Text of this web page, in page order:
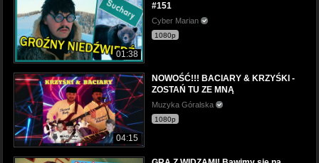
01:38
#151
Cyber Marian
1080p
04:15
NOWOŚĆ!!! BACIARY & KRZYŚKI -
ZOSTAŃ TU ZE MNĄ
Muzyka Góralska
1080p